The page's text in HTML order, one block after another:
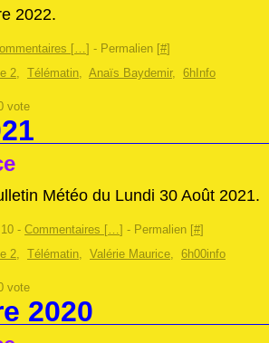
2022.
[…] - Permalien [#]
2, Télématin, Anaïs Baydemir, 6hInfo
vote
Météo du Lundi 30 Août 2021.
- Commentaires […] - Permalien [#]
2, Télématin, Valérie Maurice, 6h00info
vote
2020